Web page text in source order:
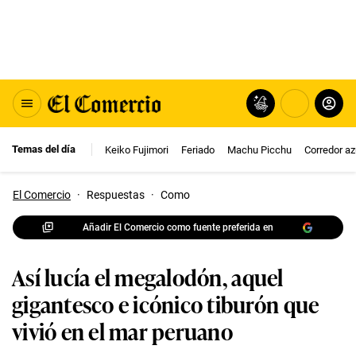
Temas del día Keiko Fujimori Feriado Machu Picchu Corredor
El Comercio · Respuestas · Como
Añadir El Comercio como fuente preferida en
Así lucía el megalodón, aquel
gigantesco e icónico tiburón que
vivió en el mar peruano